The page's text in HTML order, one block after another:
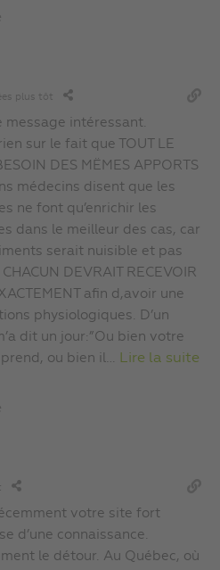
plus tôt
message intéressant.
sur le fait que TOUT LE
DES MËMES APPORTS
médecins disent que les
ne font qu’enrichir les
dans le meilleur des cas, car
serait nuisible et pas
DEVRAIT RECEVOIR
afin d,avoir une
physiologiques. D’un
dit un jour:”Ou bien votre
ou bien il… Lire la suite
votre site fort
d’une connaissance.
le détour. Au Québec, où